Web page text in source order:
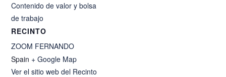
Contenido de valor y bolsa
de trabajo
RECINTO
ZOOM FERNANDO
Spain + Google Map
Ver el sitio web del Recinto